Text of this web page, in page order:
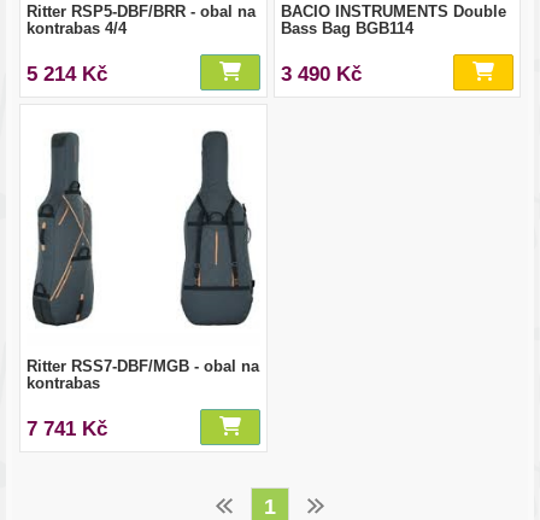
Ritter RSP5-DBF/BRR - obal na
kontrabas 4/4
5 214 Kč
BACIO INSTRUMENTS Double
Bass Bag BGB114
3 490 Kč
Ritter RSS7-DBF/MGB - obal na
kontrabas
7 741 Kč
1